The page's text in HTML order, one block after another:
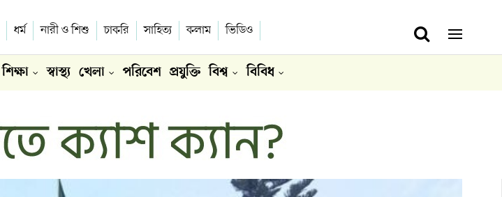
ধর্ম নারী ও শিশু চাকরি সাহিত্য কলাম ভিডিও
শিক্ষা স্বাস্থ্য খেলা পরিবেশ প্রযুক্তি বিশ্ব বিবিধ